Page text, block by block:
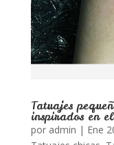
Tatuajes
inspirados en
por admin | Ene